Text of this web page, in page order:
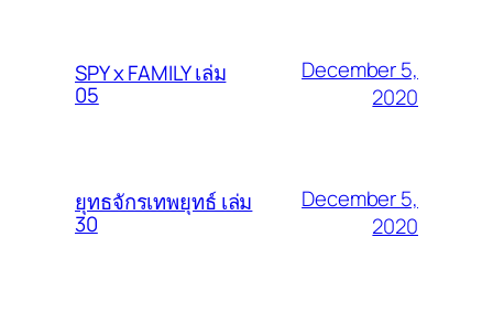
SPY x FAMILY เล่ม
05
December 5,
2020
ยุทธจักรเทพยุทธ์ เล่ม
30
December 5,
2020